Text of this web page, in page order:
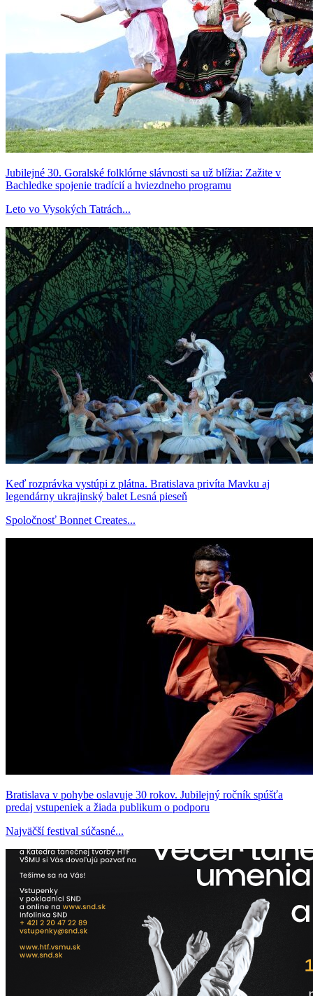
Jubilejné 30. Goralské folklórne slávnosti sa už blížia: Zažite v
Bachledke spojenie tradícií a hviezdneho programu
Leto vo Vysokých Tatrách...
Keď rozprávka vystúpi z plátna. Bratislava privíta Mavku aj
legendárny ukrajinský balet Lesná pieseň
Spoločnosť Bonnet Creates...
Bratislava v pohybe oslavuje 30 rokov. Jubilejný ročník spúšťa
predaj vstupeniek a žiada publikum o podporu
Najväčší festival súčasné...